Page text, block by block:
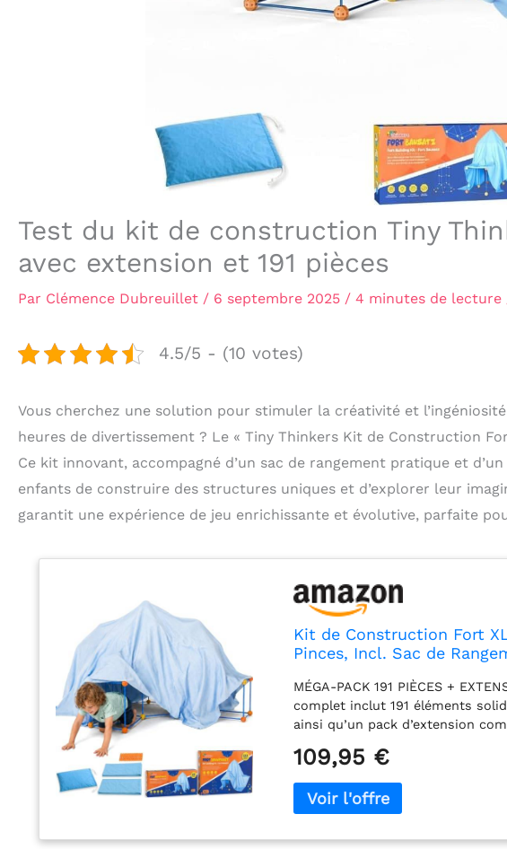
Test du kit de construction Tiny
avec extension et 191 pièces
Par Clémence Dubreuillet / 6 septembre 2025 / 4 minutes de lecture
4.5/5 - (10 votes)
Vous cherchez une solution pour stimuler la créativité et
heures de divertissement ? Le « Tiny Thinkers Kit de Construction
Ce kit innovant, accompagné d’un sac de rangement pratique et
enfants de construire des structures uniques et d’explorer leur
garantit une expérience de jeu enrichissante et évolutive, parfaite
Kit de Construction Fort
Pinces, Incl. Sac de
à Construire
MÉGA-PACK 191 PIÈCES +
complet inclut 191 éléments
ainsi qu’un pack d’extension
tunnels ou châteaux. Le grand
formes et de varier les créations
INCLUS POUR UN
rangement pratique permettant
chaque séance de jeu. Facile à
109,95 €